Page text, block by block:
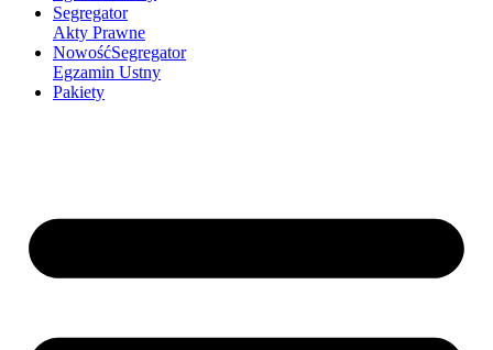
Segregator
Akty Prawne
NowośćSegregator
Egzamin Ustny
Pakiety